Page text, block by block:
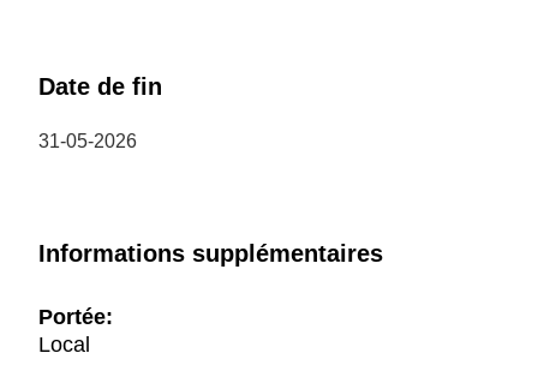
Date de fin
31-05-2026
Informations supplémentaires
Portée:
Local